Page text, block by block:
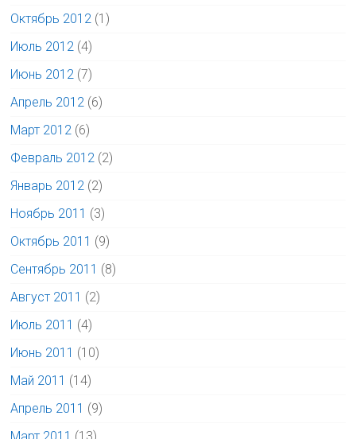
Октябрь 2012 (1)
Июль 2012 (4)
Июнь 2012 (7)
Апрель 2012 (6)
Март 2012 (6)
Февраль 2012 (2)
Январь 2012 (2)
Ноябрь 2011 (3)
Октябрь 2011 (9)
Сентябрь 2011 (8)
Август 2011 (2)
Июль 2011 (4)
Июнь 2011 (10)
Май 2011 (14)
Апрель 2011 (9)